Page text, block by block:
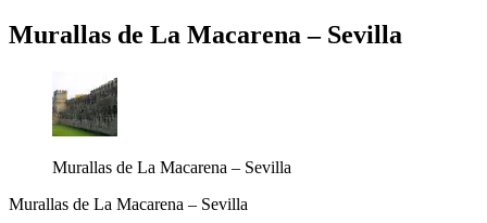
Murallas de La Macarena – Sevilla
Murallas de La Macarena – Sevilla
Murallas de La Macarena – Sevilla